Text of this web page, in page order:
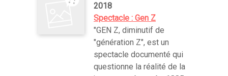
2018
Spectacle : Gen Z
"GEN Z, diminutif de
"génération Z", est un
spectacle documenté qui
questionne la réalité de la